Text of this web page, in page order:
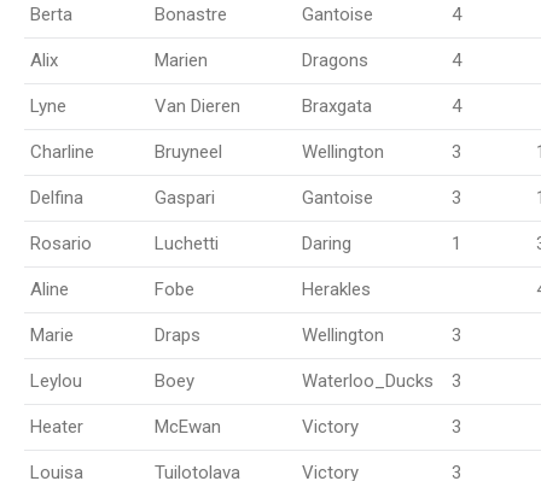
Berta Bonastre Gantoise 4
Alix Marien Dragons 4
Lyne Van Dieren Braxgata 4
Charline Bruyneel Wellington 3
Delfina Gaspari Gantoise 3
Rosario Luchetti Daring 1
Aline Fobe Herakles
Marie Draps Wellington 3
Leylou Boey Waterloo_Ducks 3
Heater McEwan Victory 3
Louisa Tuilotolava Victory 3